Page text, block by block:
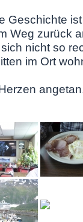
Geschichte
Weg zurück
nicht so
im Ort